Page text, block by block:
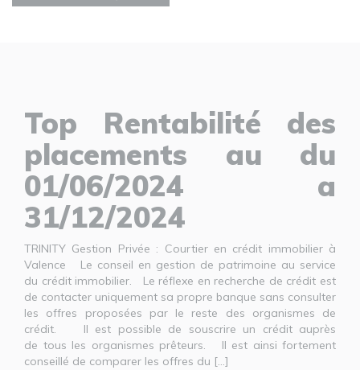
Top Rentabilité des
placements au du
01/06/2024 a
31/12/2024
TRINITY Gestion Privée : Courtier en crédit immobilier à
Valence Le conseil en gestion de patrimoine au service
du crédit immobilier. Le réflexe en recherche de crédit est
de contacter uniquement sa propre banque sans consulter
les offres proposées par le reste des organismes de
crédit. Il est possible de souscrire un crédit auprès
de tous les organismes prêteurs. Il est ainsi fortement
conseillé de comparer les offres du [...]